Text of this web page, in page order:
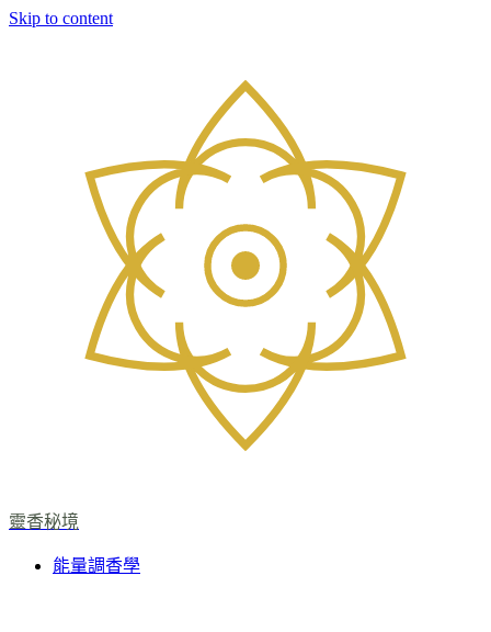
Skip to content
靈香秘境
能量調香學